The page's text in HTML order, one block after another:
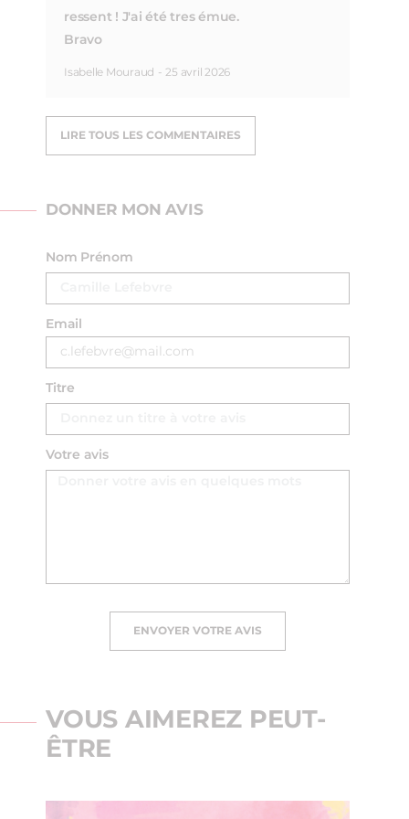
ressent ! J'ai été tres émue.
Bravo
Isabelle Mouraud - 25 avril 2026
LIRE TOUS LES COMMENTAIRES
DONNER MON AVIS
Nom Prénom
Email
Titre
Votre avis
ENVOYER VOTRE AVIS
VOUS AIMEREZ PEUT-
ÊTRE